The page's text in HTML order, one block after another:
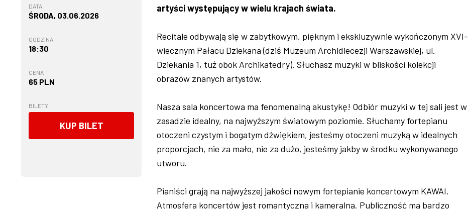
DATA
ŚRODA, 03.06.2026
GODZINA
18:30
CENA
65 PLN
BILETY
KUP BILET
artyści występujący w wielu krajach świata.
Recitale odbywają się w zabytkowym, pięknym i ekskluzywnie wykończonym XVI-
wiecznym Pałacu Dziekana (dziś Muzeum Archidiecezji Warszawskiej, ul.
Dziekania 1, tuż obok Archikatedry). Słuchasz muzyki w bliskości kolekcji
obrazów znanych artystów.
Nasza sala koncertowa ma fenomenalną akustykę! Odbiór muzyki w tej sali jest w
zasadzie idealny, na najwyższym światowym poziomie. Słuchamy fortepianu
otoczeni czystym i bogatym dźwiękiem, jesteśmy otoczeni muzyką w idealnych
proporcjach, nie za mało, nie za dużo, jesteśmy jakby w środku wykonywanego
utworu.
Pianiści grają na najwyższej jakości nowym fortepianie koncertowym KAWAI.
Atmosfera koncertów jest romantyczna i kameralna. Publiczność ma bardzo